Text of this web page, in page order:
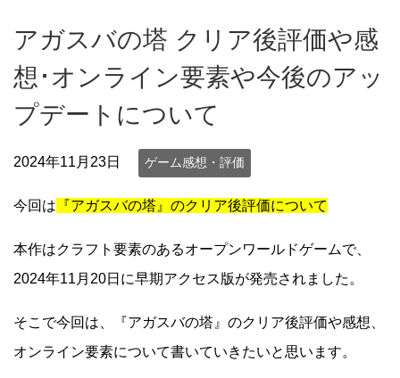
アガスバの塔 クリア後評価や感
想･オンライン要素や今後のアッ
プデートについて
2024年11月23日 ゲーム感想・評価
今回は 『アガスバの塔』のクリア後評価について
本作はクラフト要素のあるオープンワールドゲームで、
2024年11月20日に早期アクセス版が発売されました。
そこで今回は、『アガスバの塔』のクリア後評価や感想、
オンライン要素について書いていきたいと思います。